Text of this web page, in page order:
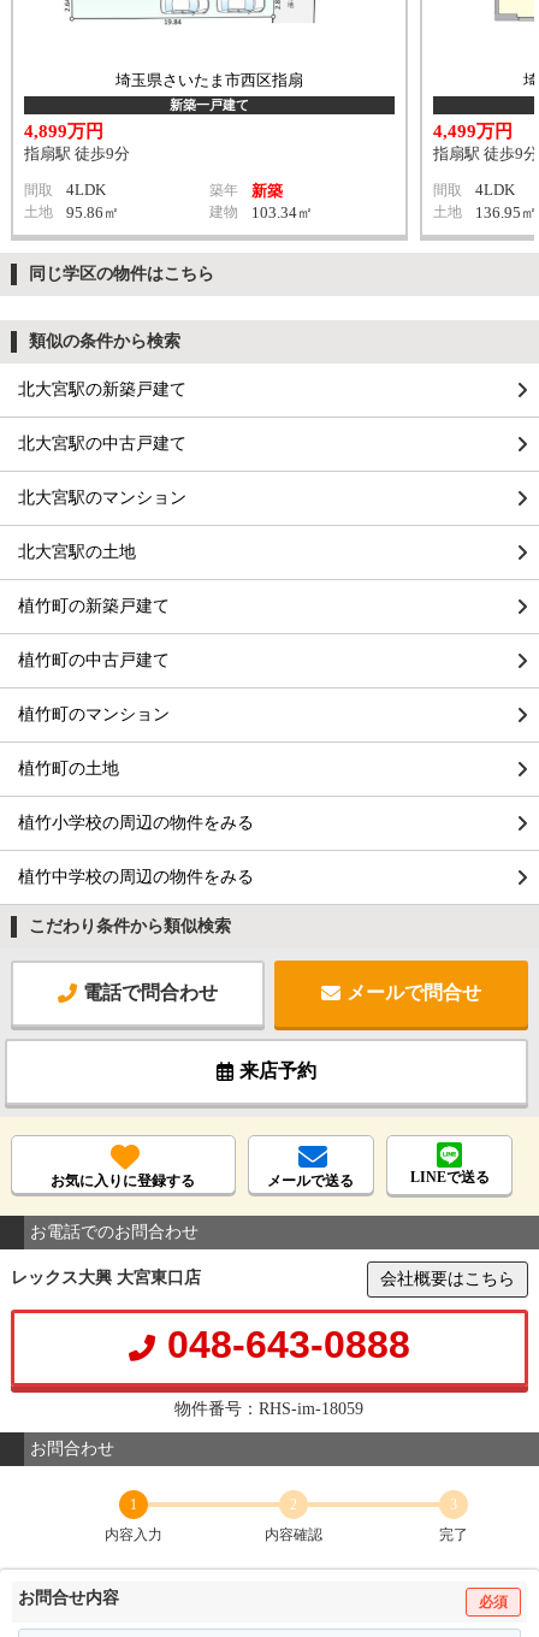
埼玉県さいたま市西区指扇
新築一戸建て
4,899万円
指扇駅 徒歩9分
間取 4LDK 築年 新築
土地 95.86㎡ 建物 103.34㎡
4,499万円
指扇駅 徒歩9分
間取 4LDK
土地 136.95㎡
同じ学区の物件はこちら
類似の条件から検索
北大宮駅の新築戸建て
北大宮駅の中古戸建て
北大宮駅のマンション
北大宮駅の土地
植竹町の新築戸建て
植竹町の中古戸建て
植竹町のマンション
植竹町の土地
植竹小学校の周辺の物件をみる
植竹中学校の周辺の物件をみる
こだわり条件から類似検索
電話で問合わせ メールで問合せ
来店予約
お気に入りに登録する メールで送る LINEで送る
お電話でのお問合わせ
レックス大興 大宮東口店 会社概要はこちら
048-643-0888
物件番号：RHS-im-18059
お問合わせ
1
内容入力
2
内容確認
3
完了
お問合せ内容 必須